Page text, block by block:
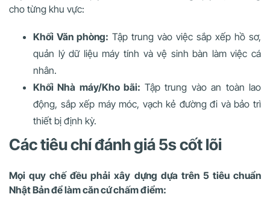
cho từng khu vực:
Khối Văn phòng: Tập trung vào việc sắp xếp hồ sơ,
quản lý dữ liệu máy tính và vệ sinh bàn làm việc cá
nhân.
Khối Nhà máy/Kho bãi: Tập trung vào an toàn lao
động, sắp xếp máy móc, vạch kẻ đường đi và bảo trì
thiết bị định kỳ.
Các tiêu chí đánh giá 5s cốt lõi
Mọi quy chế đều phải xây dựng dựa trên 5 tiêu chuẩn
Nhật Bản để làm căn cứ chấm điểm: